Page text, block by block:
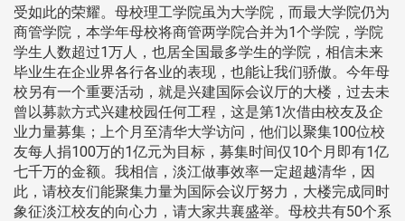
受如此的荣耀。母校理工学院虽为大学院，而最大学院仍为
商管学院，本学年母校将商管两学院合并为1个学院，学院
学生人数超过1万人，也居全国最多学生的学院，相信未来
毕业生在企业界各行各业的表现，也能让我们骄傲。今年母
校另有一个重要活动，就是兴建国际会议厅的大楼，过去未
曾以募款方式兴建校园任何工程，这是第1次借由校友及企
业力量募集；上个月至清华大学访问，他们以聚集100位校
友每人捐100万的1亿元为目标，募集时间仅10个月即有1亿
七千万的金额。我相信，淡江做事效率一定超越清华，因
此，请校友们能聚集力量为国际会议厅努力，大楼完成同时
象征淡江校友的向心力，请大家共襄盛举。母校共有50个系